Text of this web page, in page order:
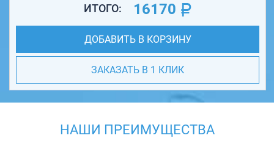
ИТОГО: 16170
ДОБАВИТЬ В КОРЗИНУ
ЗАКАЗАТЬ В 1 КЛИК
НАШИ ПРЕИМУЩЕСТВА